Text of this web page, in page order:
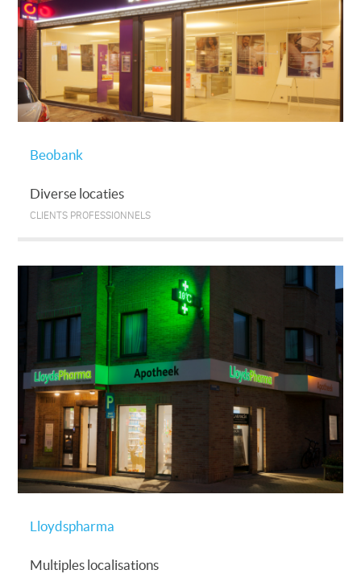
Beobank
Diverse locaties
CLIENTS PROFESSIONNELS
Lloydspharma
Multiples localisations